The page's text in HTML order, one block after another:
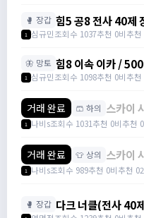
🥊 장갑 힘5 공8 전사 40제
6000000 / 전사 40
1 심규민조회수 1037추천 0비추천
🦋 망토 힘8 이속 이카 /
https://
1 심규민조회수 1098추천 0비추천
거래 완료 🩳 하의 스카이
물방+1
1 나비s조회수 1031추천 0비추천 0
거래 완료 👕 상의 스카이
방 +1 이
1 나비s조회수 989추천 0비추천 0
🥊 장갑 다크 너클(전사 40